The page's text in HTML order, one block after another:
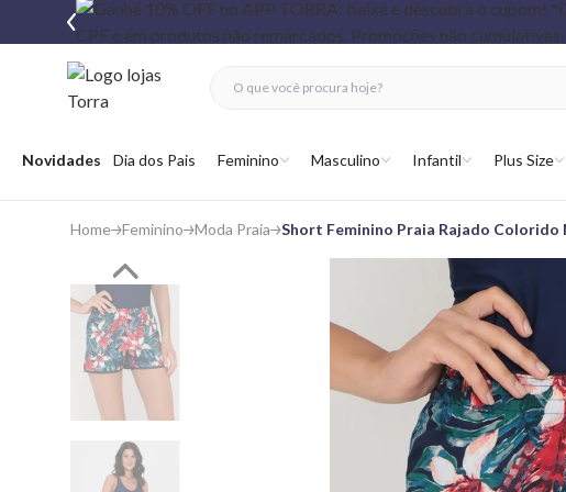
Abrir menu
Novidades Dia dos Pais Feminino Masculino Infantil Plus Size
fechar menu
fechar menu
favoritos
Home Feminino Moda Praia Short Feminino Praia Rajado Colorido